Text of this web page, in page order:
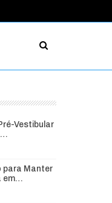
Vestibular
para Manter
em…